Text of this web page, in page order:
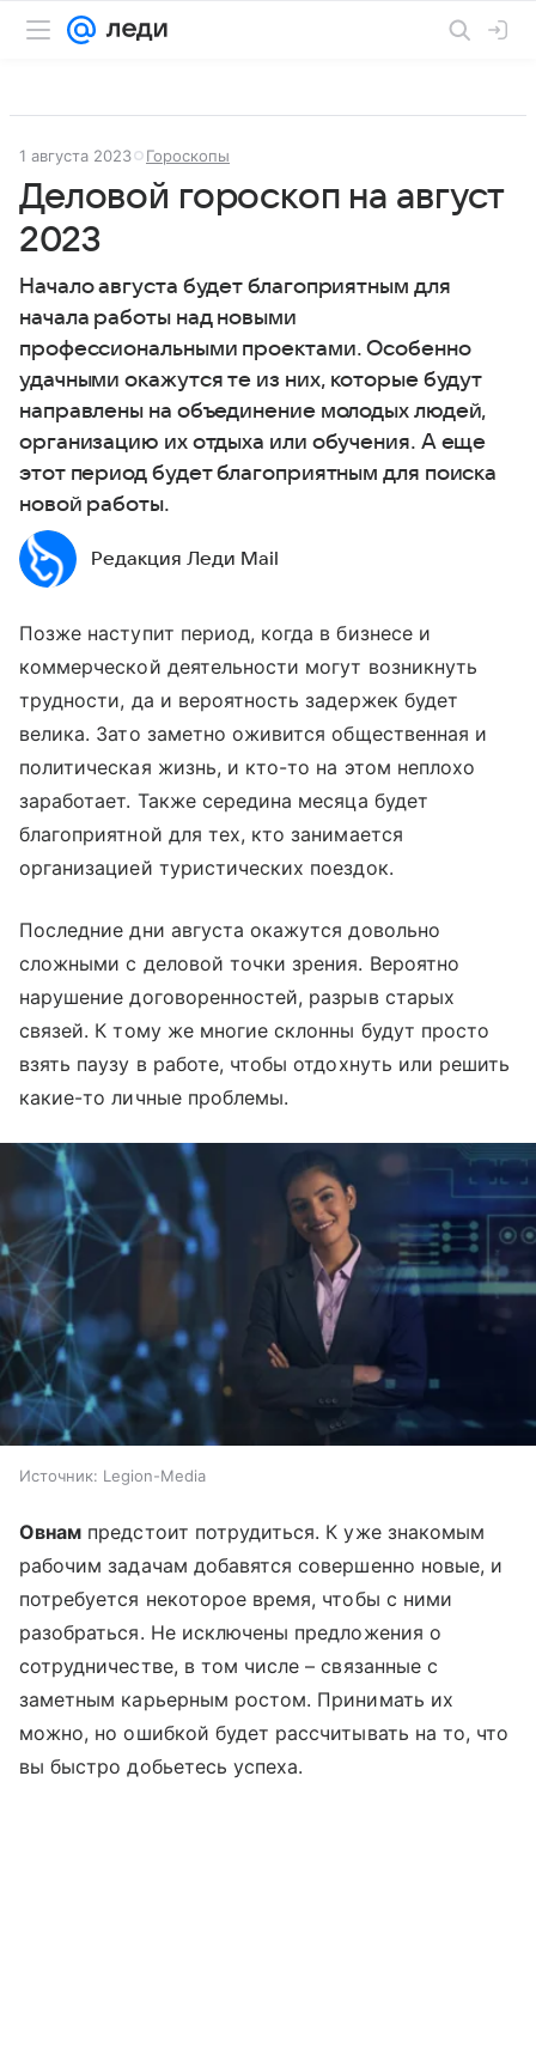
1 августа 2023 Гороскопы
Деловой гороскоп на август
2023
Начало августа будет благоприятным для
начала работы над новыми
профессиональными проектами. Особенно
удачными окажутся те из них, которые будут
направлены на объединение молодых людей,
организацию их отдыха или обучения. А еще
этот период будет благоприятным для поиска
новой работы.
Редакция Леди Mail
Позже наступит период, когда в бизнесе и
коммерческой деятельности могут возникнуть
трудности, да и вероятность задержек будет
велика. Зато заметно оживится общественная и
политическая жизнь, и кто-то на этом неплохо
заработает. Также середина месяца будет
благоприятной для тех, кто занимается
организацией туристических поездок.
Последние дни августа окажутся довольно
сложными с деловой точки зрения. Вероятно
нарушение договоренностей, разрыв старых
связей. К тому же многие склонны будут просто
взять паузу в работе, чтобы отдохнуть или решить
какие-то личные проблемы.
Источник: Legion-Media
Овнам предстоит потрудиться. К уже знакомым
рабочим задачам добавятся совершенно новые, и
потребуется некоторое время, чтобы с ними
разобраться. Не исключены предложения о
сотрудничестве, в том числе – связанные с
заметным карьерным ростом. Принимать их
можно, но ошибкой будет рассчитывать на то, что
вы быстро добьетесь успеха.